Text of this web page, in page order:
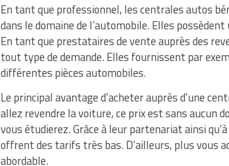
En tant que professionnel, les centrales autos
dans le domaine de l’automobile. Elles
En tant que prestataires de vente auprès des
tout type de demande. Elles fournissent par
différentes pièces automobiles.
Le principal avantage d’acheter auprès d’une
allez revendre la voiture, ce prix est sans aucun
vous étudierez. Grâce à leur partenariat ainsi
offrent des tarifs très bas. D’ailleurs, plus vous
abordable.